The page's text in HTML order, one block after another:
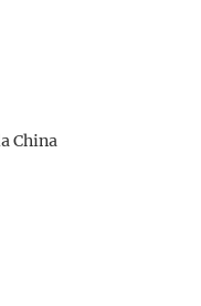
China